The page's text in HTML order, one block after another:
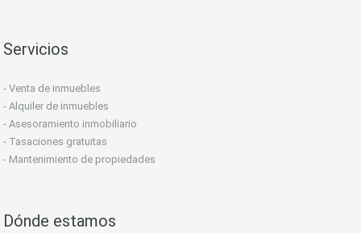
Servicios
- Venta de inmuebles
- Alquiler de inmuebles
- Asesoramiento inmobiliario
- Tasaciones gratuitas
- Mantenimiento de propiedades
Dónde estamos